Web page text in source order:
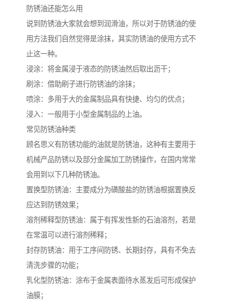
防锈油还能怎么用
说到防锈油大家就会想到润滑油，所以对于防锈油的使
用方法我们自然觉得是涂抹，其实防锈油的使用方式不
止这一种。
浸涂：将金属浸于液态的防锈油然后取出沥干；
刷涂：借助刷子进行防锈油的涂抹；
喷涂：多用于大的金属制品具有快捷、均匀的优点；
浸入：一般用于小型金属制品的上油。
常见防锈油种类
顾名思义有防锈功能的油就是防锈油，这种有主要用于
机械产品防锈以及部分金属加工防锈操作，在国内常常
会用到以下几种防锈油。
置换型防锈油：主要成分为磺酸盐的防锈油根据置换反
应达到防锈效果；
溶剂稀释型防锈油：属于有挥发性新的石油溶剂，若是
在常温可以进行溶剂稀释；
封存防锈油：用于工序间防锈、长期封存，具有不免去
清洗步骤的功能；
乳化型防锈油：涂布于金属表面待水蒸发后可形成保护
油膜；